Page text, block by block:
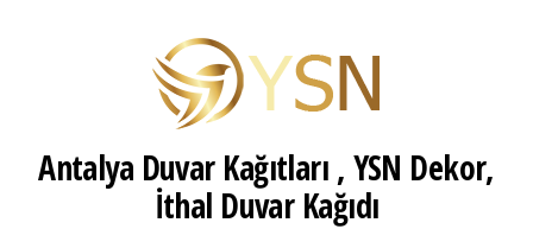
Antalya Duvar Kağıtları , YSN Dekor,
İthal Duvar Kağıdı